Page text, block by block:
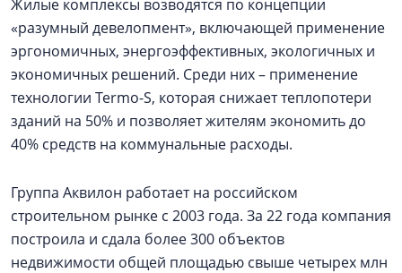
Жилые комплексы возводятся по концепции
«разумный девелопмент», включающей применение
эргономичных, энергоэффективных, экологичных и
экономичных решений. Среди них – применение
технологии Termo-S, которая снижает теплопотери
зданий на 50% и позволяет жителям экономить до
40% средств на коммунальные расходы.
Группа Аквилон работает на российском
строительном рынке с 2003 года. За 22 года компания
построила и сдала более 300 объектов
недвижимости общей площадью свыше четырех млн